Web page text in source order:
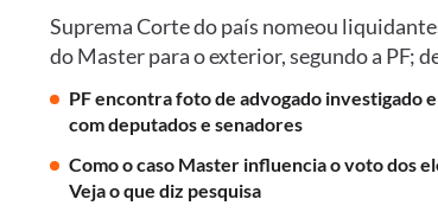
Suprema Corte do país nomeou
do Master para o exterior, segundo a PF;
PF encontra foto de advogado investigado
com deputados e senadores
Como o caso Master influencia o voto dos
Veja o que diz pesquisa